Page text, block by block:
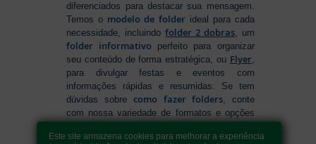
diferenciados para destacar sua mensagem.
Temos o modelo de folder ideal para cada
necessidade, incluindofolder 2 dobras, um
folder informativo perfeito para organizar
seu conteúdo de forma estratégica, ou Flyer,
para divulgar festas e eventos com
informações rápidas e resumidas. Se tem
dúvidas sobrecomo fazer folders, conte
com nossa variedade de formatos e opções
destaca. Produção ágil, entrega rápida e
Este site armazena cookies para melhorar a experiência